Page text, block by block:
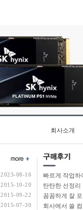
회사소개
2023-08-16
2015-10-20
2015-09-22
2015-07-30
탄탄한 선정리